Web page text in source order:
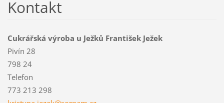
Kontakt
Cukrářská výroba u Ježků František Ježek
Pivín 28
798 24
Telefon
773 213 298